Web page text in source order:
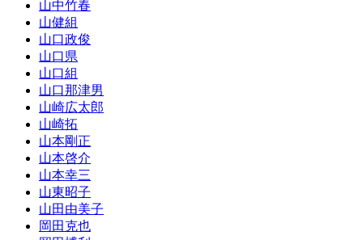
山中竹春
山健組
山口政俊
山口県
山口組
山口那津男
山崎広太郎
山崎拓
山本剛正
山本啓介
山本幸三
山東昭子
山田由美子
岡田克也